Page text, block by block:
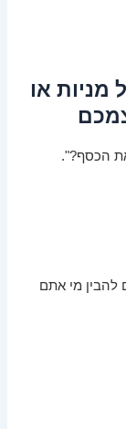
או
הכסף?".
להבין מי אתם